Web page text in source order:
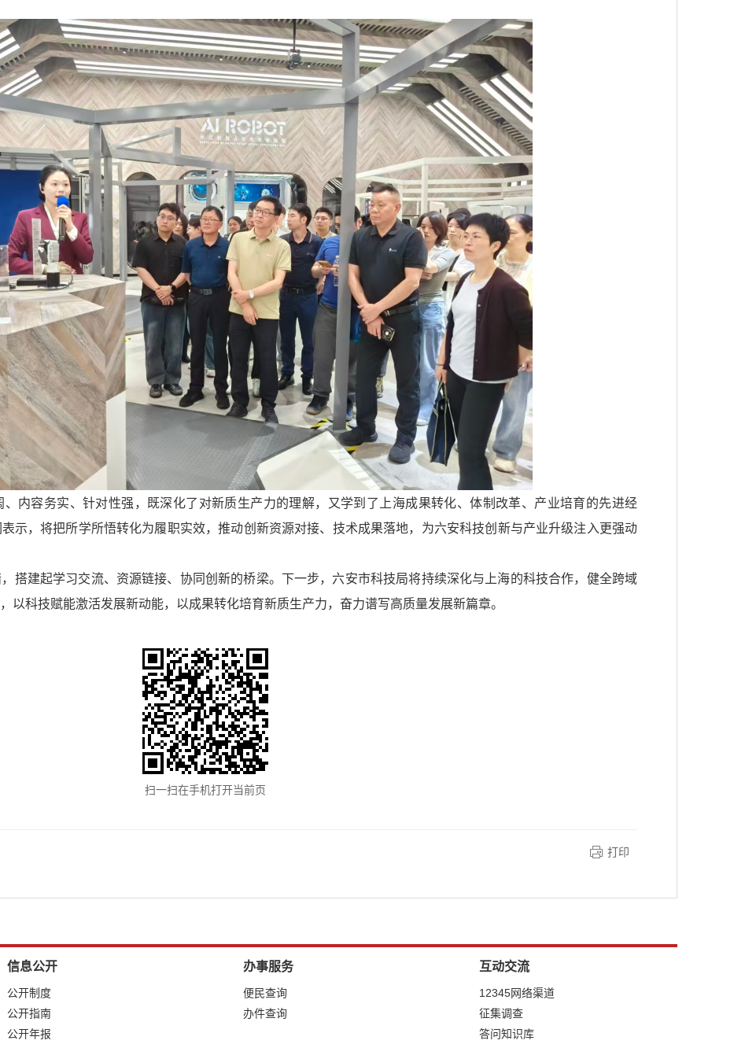
内容务实、针对性强，既深化了对新质生产力的理解，又学到了上海成果转化、体制改革、产业培育的先进经
示，将把所学所悟转化为履职实效，推动创新资源对接、技术成果落地，为六安科技创新与产业升级注入更强动
搭建起学习交流、资源链接、协同创新的桥梁。下一步，六安市科技局将持续深化与上海的科技合作，健全跨域
以科技赋能激活发展新动能，以成果转化培育新质生产力，奋力谱写高质量发展新篇章。
扫一扫在手机打开当前页
打印
信息公开
公开制度
公开指南
公开年报
办事服务
便民查询
办件查询
互动交流
12345网络渠道
征集调查
答问知识库